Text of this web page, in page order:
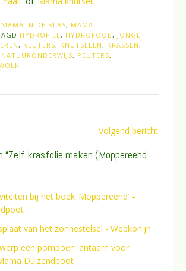
MAMA IN DE KLAS, MAMA
HYDROFIEL, HYDROFOOB, JONGE
, KLUTERS, KNUTSELEN, KRASSEN,
NATUURONDERWIJS, PEUTERS,
Volgend bericht
“Zelf krasfolie maken (Moppereend
bij het boek ‘Moppereend’ –
van het zonnestelsel - Webkonijn
een pompoen lantaarn voor
Duizendpoot